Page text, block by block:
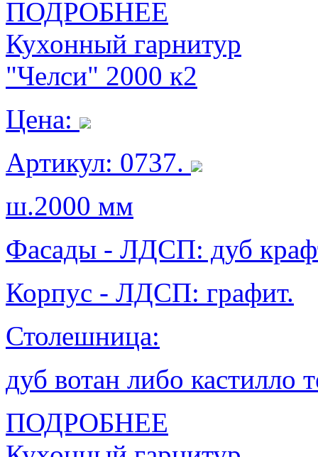
ПОДРОБНЕЕ
Кухонный гарнитур
"Челси" 2000 к2
Цена:
Артикул: 0737.
ш.2000 мм
Фасады - ЛДСП: дуб
Корпус - ЛДСП: графит.
Столешница:
дуб вотан либо кастилло
ПОДРОБНЕЕ